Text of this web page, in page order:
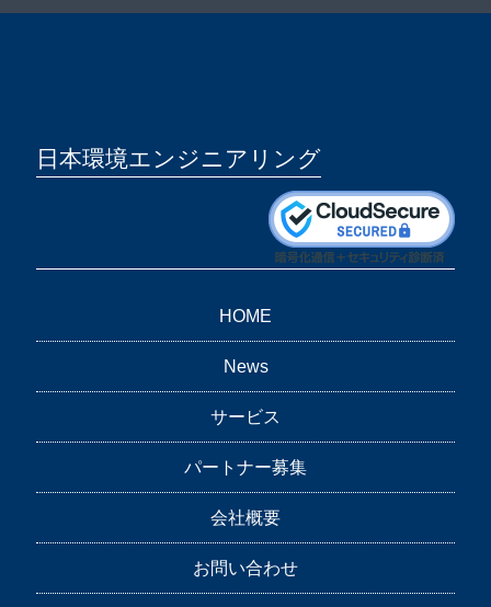
日本環境エンジニアリング
HOME
News
サービス
パートナー募集
会社概要
お問い合わせ